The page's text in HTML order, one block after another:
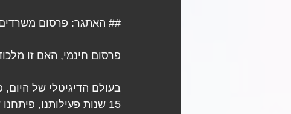
## האתגר: פרסום משרדים
פרסום חינמי, האם זו
בעולם הדיגיטלי של
15 שנות פעילותנו,